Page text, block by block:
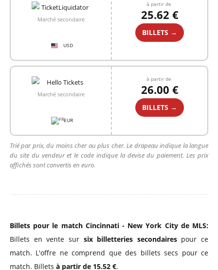
Marché secondaire
USD
à partir de
25.62 €
BILLETS →
Marché secondaire
EUR
à partir de
26.00 €
BILLETS →
Trié par prix, du moins cher au plus cher. Le drapeau indique la langue
du site du vendeur et le code indique la devise du paiement. Les prix
affichés sont convertis en euro.
Billets pour le match Cincinnati - New York City de MLS:
Billets en vente sur six billetteries secondairespour ce
match. L'offre ne comprend que des billets secs pour ce
match. Billets à partir de 15.52 €.